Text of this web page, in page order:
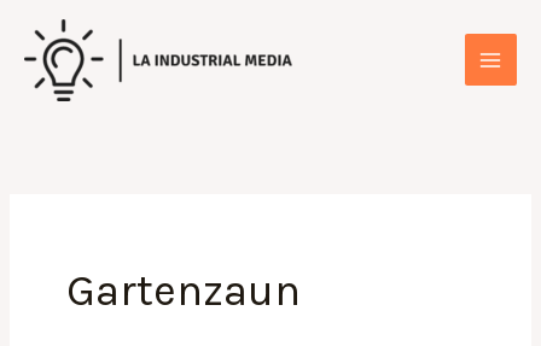
Inhalt
springen
Gartenzaun